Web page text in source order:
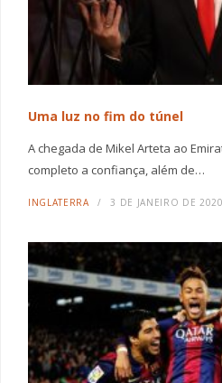
Uma luz no fim do túnel
A chegada de Mikel Arteta ao
completo a confiança, além de…
INGLATERRA 3 DE JANEIRO DE 2020